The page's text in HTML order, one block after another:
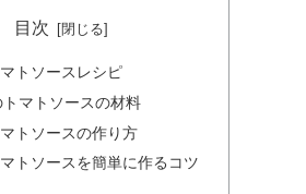
目次
トソースレシピ
マトソースの材料
トソースの作り方
トソースを簡単に作るコツ